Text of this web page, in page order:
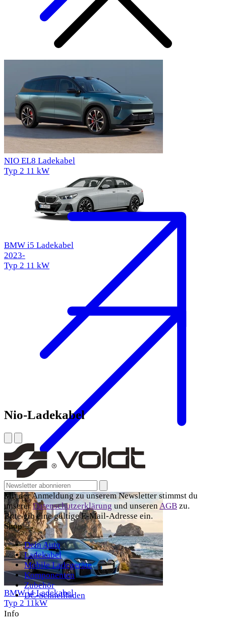
Beliebte Autos
BMW i5 Ladekabel
2023-
Typ 2 11 kW
BMW i4 Ladekabel
Typ 2 11kW
NIO EL8 Ladekabel
Typ 2 11 kW
Nio-Ladekabel
Email address for newsletter
Mit der Anmeldung zu unserem Newsletter stimmst du
unsererDatenschutzerklärung und unserenAGB zu.
Bitte gib eine gültige E-Mail-Adresse ein.
Shop
Dein Auto
Ladekabel
Mobile Ladegeräte
Komponenten
Zubehör
DC-Schnellladen
Info